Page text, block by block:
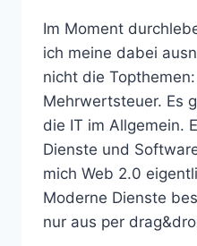
Im Moment
ich meine dabei
nicht die
Mehrwertsteuer. Es
die IT im Allgemein.
Dienste und
mich Web 2.0
Moderne Dienste
nur aus per